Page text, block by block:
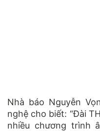
Nhà báo Nguyễn
nghệ cho biết: “Đài
nhiều chương trình